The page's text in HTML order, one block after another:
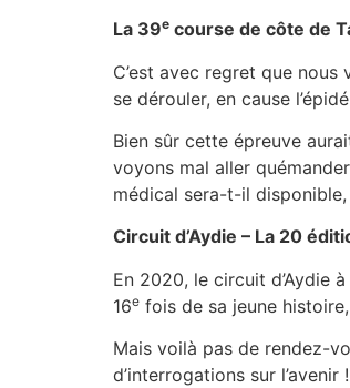
La 39e course de côte de
C’est avec regret que
se dérouler, en cause
Bien sûr cette épreuve
voyons mal aller
médical sera-t-il disponible,
Circuit d’Aydie – La 20
En 2020, le circuit d’Aydie
16e fois de sa jeune
Mais voilà pas de rendez-
d’interrogations sur